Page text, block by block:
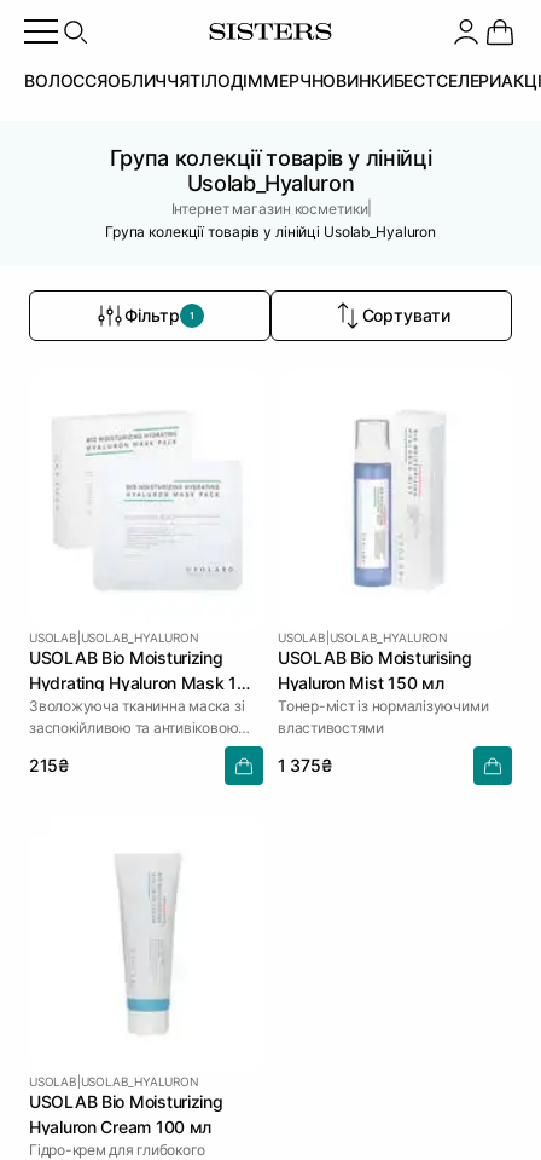
ВОЛОССЯОБЛИЧЧЯТІЛОДІММЕРЧНОВИНКИБЕСТСЕЛЕРИ
Група колекції товарів у лінійці
Usolab_Hyaluron
Інтернет магазин косметики|
Група колекції товарів у лінійці Usolab_Hyaluron
Фільтр 1 Сортувати
USOLAB USOLAB_HYALURON
USOLAB Bio Moisturizing
Hydrating Hyaluron Mask 1
шт
Зволожуюча тканинна маска зі
заспокійливою та антивіковою
215₴
USOLAB USOLAB_HYALURON
USOLAB Bio Moisturising
Hyaluron Mist 150 мл
Тонер-міст із нормалізуючими
властивостями
1 375₴
USOLAB USOLAB_HYALURON
USOLAB Bio Moisturizing
Hyaluron Cream 100 мл
Гідро-крем для глибокого